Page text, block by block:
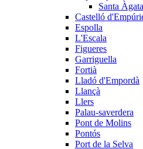
Santa
Castelló
Espolla
L'Escala
Figueres
Garriguella
Fortià
Lladó d'Empordà
Llançà
Llers
Palau-saverdera
Pont de Molins
Pontós
Port de la Selva